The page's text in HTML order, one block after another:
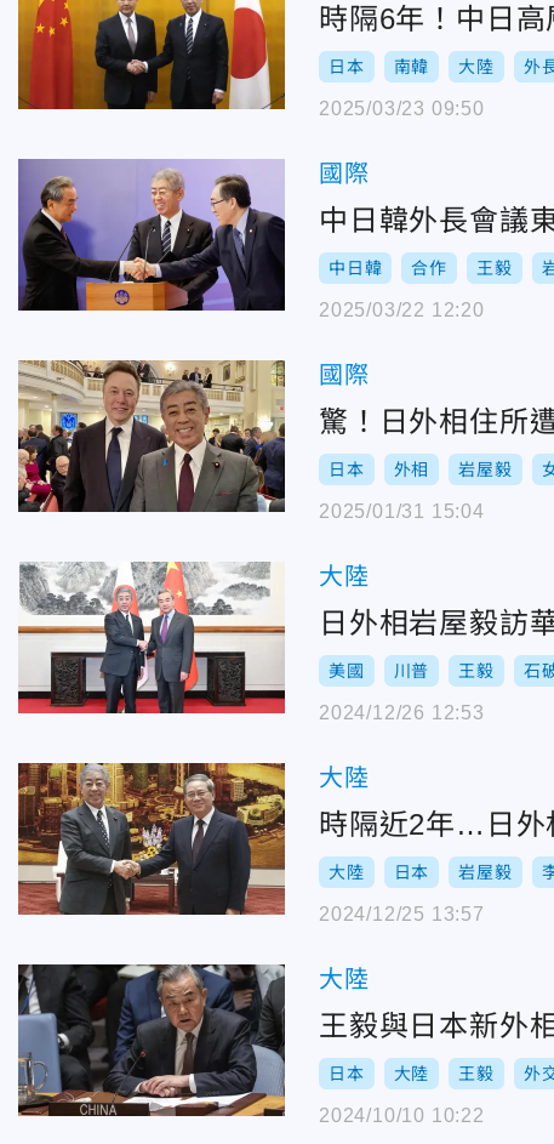
時隔6年！中日
日本 南韓 大陸 外
2025/03/23 09:50
國際
中日韓外長會議
中日韓 合作 王毅
2025/03/22 12:20
國際
驚！日外相住所
日本 外相 岩屋毅
2025/01/31 15:04
大陸
日外相岩屋毅訪
美國 川普 王毅 石
2024/12/26 12:53
大陸
時隔近2年…日
大陸 日本 岩屋毅
2024/12/25 13:57
大陸
王毅與日本新外
日本 大陸 王毅 外
2024/10/10 10:22